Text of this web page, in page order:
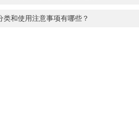
类和使用注意事项有哪些？